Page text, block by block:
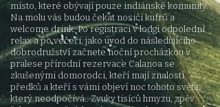
místo, které obývají pouze indiánské komunity.
Na molu vás budou čekat nosiči kufrů a
welcome drink. Po registraci v lodgi odpolední
relax a po večeři, jako úvod do následujícího
dobrodružství začnete noční procházkou v
pralese přírodní rezervace Calanoa se
zkušenými domorodci, kteří mají znalosti
předků a kteří s vámi objeví noc tohoto světa,
který neodpočívá.. Zvuky tisíců hmyzu, zpěv